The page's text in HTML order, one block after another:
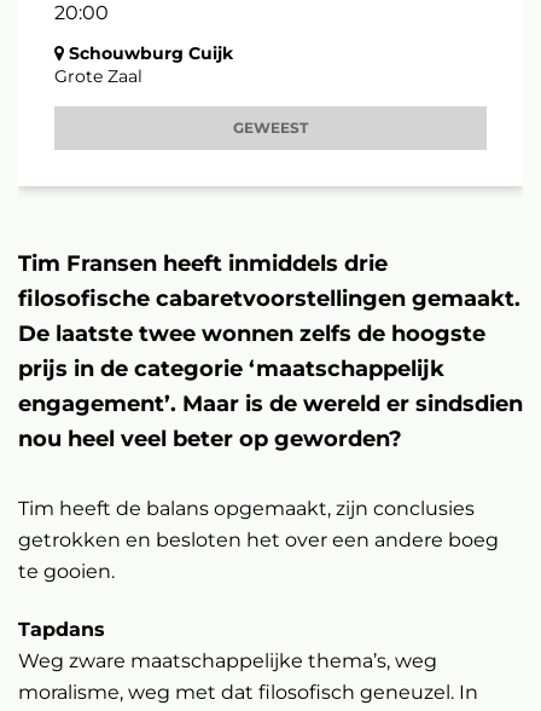
20:00
Schouwburg Cuijk
Grote Zaal
GEWEEST
Tim Fransen heeft inmiddels drie
filosofische cabaretvoorstellingen gemaakt.
De laatste twee wonnen zelfs de hoogste
prijs in de categorie ‘maatschappelijk
engagement’. Maar is de wereld er sindsdien
nou heel veel beter op geworden?
Tim heeft de balans opgemaakt, zijn conclusies
getrokken en besloten het over een andere boeg
te gooien.
Tapdans
Weg zware maatschappelijke thema’s, weg
moralisme, weg met dat filosofisch geneuzel. In